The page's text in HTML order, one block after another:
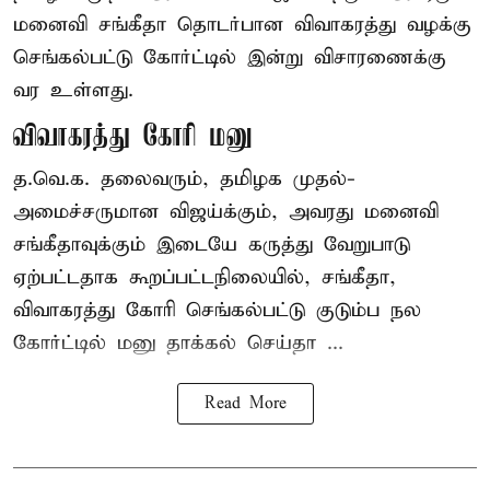
மனைவி சங்கீதா தொடர்பான விவாகரத்து வழக்கு
செங்கல்பட்டு கோர்ட்டில் இன்று விசாரணைக்கு
வர உள்ளது.
விவாகரத்து கோரி மனு
த.வெ.க. தலைவரும், தமிழக முதல்-
அமைச்சருமான விஜய்க்கும், அவரது மனைவி
சங்கீதாவுக்கும் இடையே கருத்து வேறுபாடு
ஏற்பட்டதாக கூறப்பட்டநிலையில், சங்கீதா,
விவாகரத்து கோரி செங்கல்பட்டு குடும்ப நல
கோர்ட்டில் மனு தாக்கல் செய்தா ...
Read More